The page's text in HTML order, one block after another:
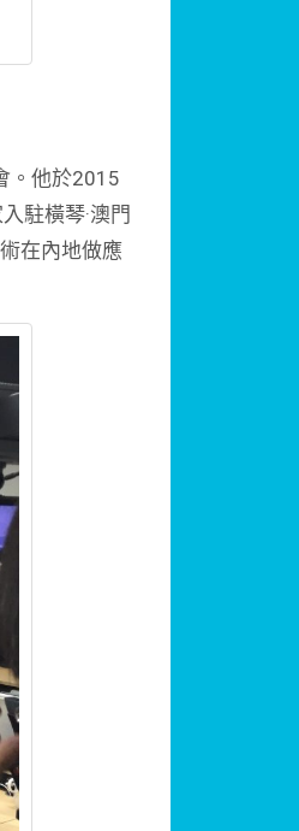
。他於2015
駐橫琴·澳門
在內地做應